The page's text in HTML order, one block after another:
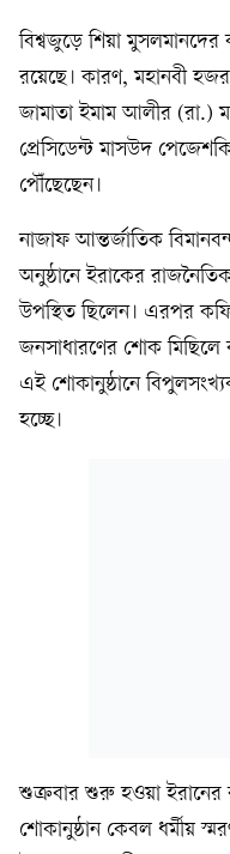
বিশ্বজুড়ে শিয়া মুসলমানদের
রয়েছে। কারণ, মহানবী
জামাতা ইমাম আলীর (রা.)
প্রেসিডেন্ট মাসউদ
পৌঁছেছেন।
নাজাফ আন্তর্জাতিক
অনুষ্ঠানে ইরাকের রাজনৈতিক
উপস্থিত ছিলেন। এরপর
জনসাধারণের শোক
এই শোকানুষ্ঠানে
হচ্ছে।
শুক্রবার শুরু হওয়া ইরানের
শোকানুষ্ঠান কেবল ধর্মীয়